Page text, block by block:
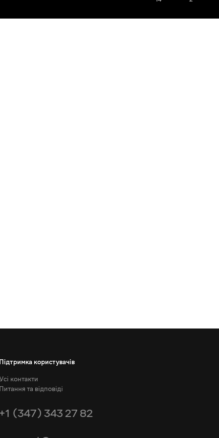
Підтримка користувачів
контакти
Питання та відповіді
+1 (347) 343 27 82